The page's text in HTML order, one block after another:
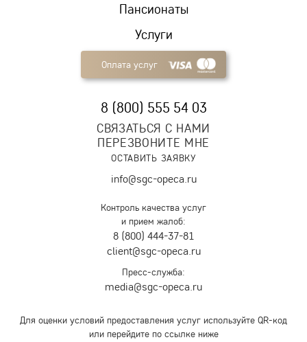
Пансионаты
Услуги
Оплата услуг
8 (800) 555 54 03
СВЯЗАТЬСЯ С НАМИ
ПЕРЕЗВОНИТЕ МНЕ
ОСТАВИТЬ ЗАЯВКУ
info@sgc-opeca.ru
Контроль качества услуг
и прием жалоб:
8 (800) 444-37-81
client@sgc-opeca.ru
Пресс-служба:
media@sgc-opeca.ru
Для оценки условий предоставления услуг используйте QR-код
или перейдите по ссылке ниже